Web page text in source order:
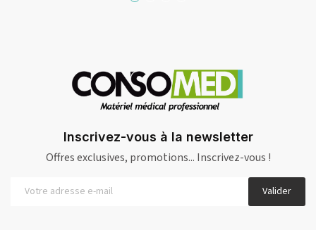
Inscrivez-vous à la newsletter
Offres exclusives, promotions... Inscrivez-vous !
Valider